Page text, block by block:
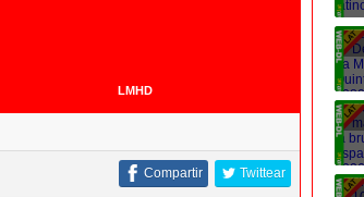
LMHD
Twittear
Compartir